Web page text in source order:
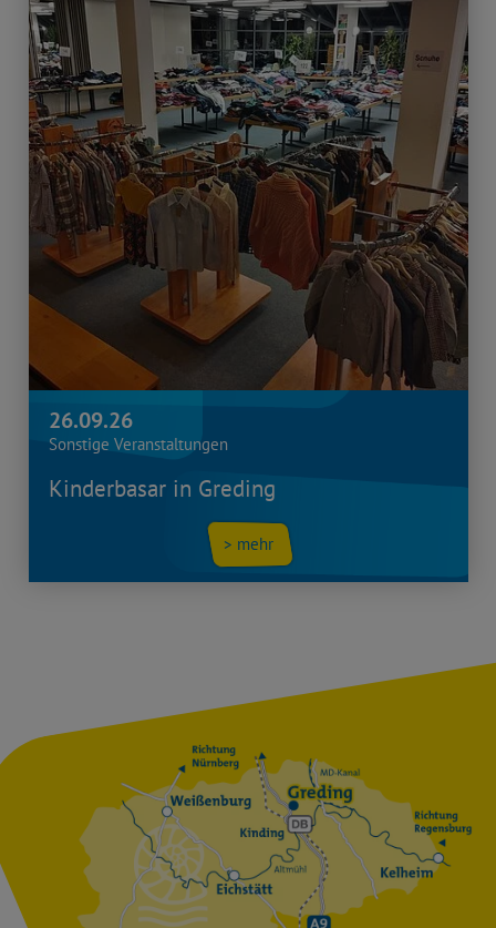
26.09.26
Sonstige Veranstaltungen
Kinderbasar in Greding
> mehr